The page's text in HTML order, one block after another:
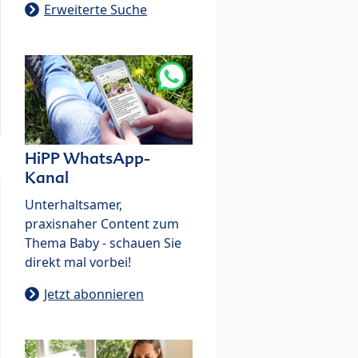
Erweiterte Suche
HiPP WhatsApp-
Kanal
Unterhaltsamer,
praxisnaher Content zum
Thema Baby - schauen Sie
direkt mal vorbei!
Jetzt abonnieren